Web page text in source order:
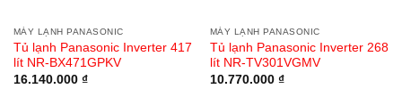
MÁY LẠNH PANASONIC
Tủ lạnh Panasonic Inverter 417
lít NR-BX471GPKV
16.140.000 ₫
MÁY LẠNH PANASONIC
Tủ lạnh Panasonic Inverter 268
lít NR-TV301VGMV
10.770.000 ₫